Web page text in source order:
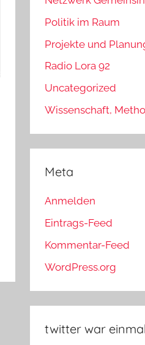
Politik im Raum
Projekte und
Radio Lora 92
Uncategorized
Wissenschaft,
Meta
Anmelden
Eintrags-Feed
Kommentar-Feed
WordPress.org
twitter war